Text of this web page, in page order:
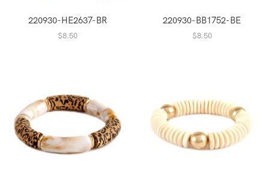
220930-HE2637-BR
$8.50
220930-BB1752-BE
$8.50